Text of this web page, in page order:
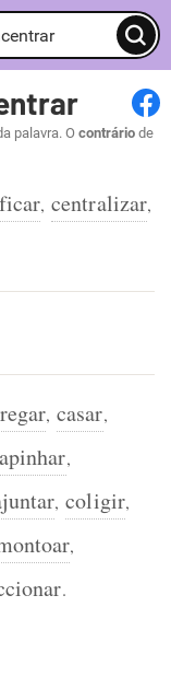
palavra. O contrário de
, centralizar,
, casar,
apinhar,
, coligir,
,
.